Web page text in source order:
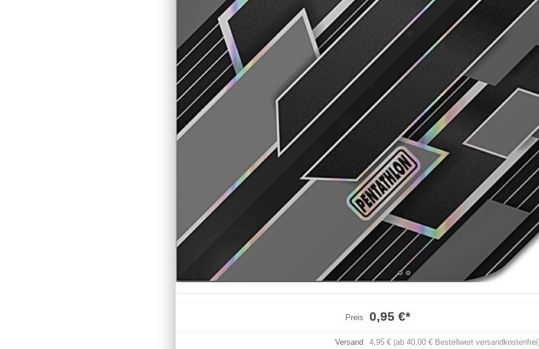
Preis 0,95 €*
Versand 4,95 € (ab 40,00 € Bestellwert